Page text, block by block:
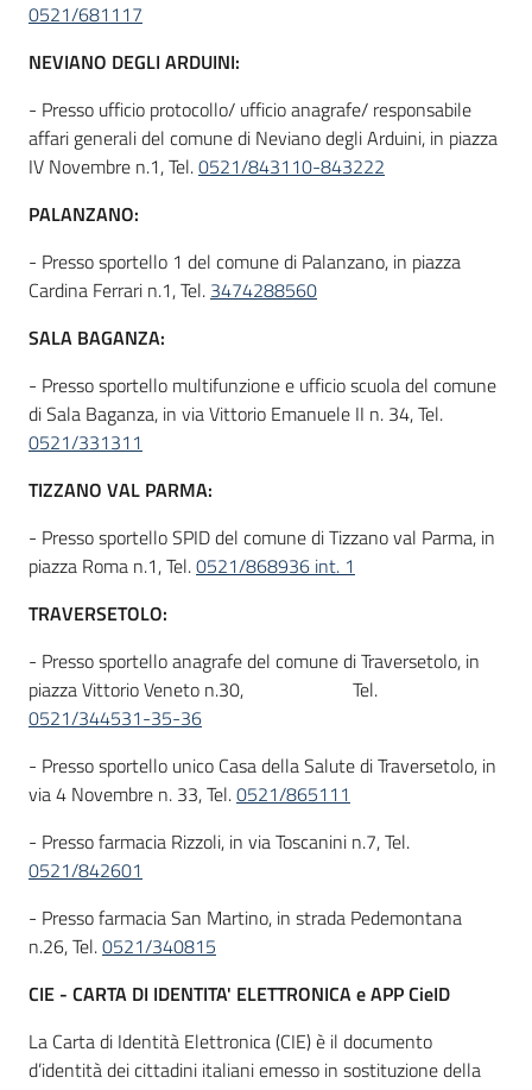
0521/681117
NEVIANO DEGLI ARDUINI:
- Presso ufficio protocollo/ ufficio anagrafe/ responsabile
affari generali del comune di Neviano degli Arduini, in piazza
IV Novembre n.1, Tel.0521/843110-843222
PALANZANO:
- Presso sportello 1 del comune di Palanzano, in piazza
Cardina Ferrari n.1, Tel. 3474288560
SALA BAGANZA:
- Presso sportello multifunzione e ufficio scuola del comune
di Sala Baganza, in via Vittorio Emanuele II n. 34, Tel.
0521/331311
TIZZANO VAL PARMA:
- Presso sportello SPID del comune di Tizzano val Parma, in
piazza Roma n.1, Tel.0521/868936 int. 1
TRAVERSETOLO:
- Presso sportello anagrafe del comune di Traversetolo, in
piazza Vittorio Veneto n.30, Tel.
0521/344531-35-36
- Presso sportello unico Casa della Salute di Traversetolo, in
via 4 Novembre n. 33, Tel.0521/865111
- Presso farmacia Rizzoli, in via Toscanini n.7, Tel.
0521/842601
- Presso farmacia San Martino, in strada Pedemontana
n.26, Tel.0521/340815
CIE - CARTA DI IDENTITA' ELETTRONICA e APP CieID
La Carta di Identità Elettronica (CIE) è il documento
d’identità dei cittadini italiani emesso in sostituzione della